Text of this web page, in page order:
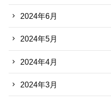
2024年6月
2024年5月
2024年4月
2024年3月